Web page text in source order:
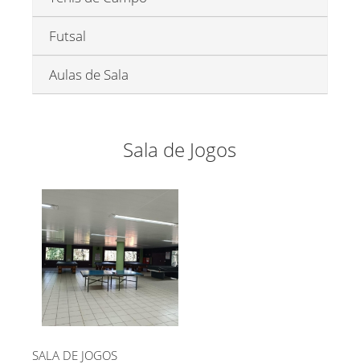
Futsal
Aulas de Sala
Sala de Jogos
SALA DE JOGOS